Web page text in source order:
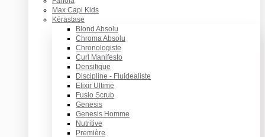
Max Capi Kids
Kérastase
Blond Absolu
Chroma Absolu
Chronologiste
Curl Manifesto
Densifique
Discipline - Fluidealiste
Elixir Ultime
Fusio Scrub
Genesis
Genesis Homme
Nutritive
Première